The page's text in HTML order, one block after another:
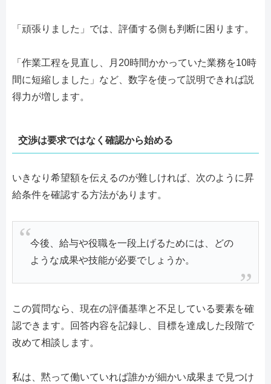
「頑張りました」では、評価する側も判断に困ります。
「作業工程を見直し、月20時間かかっていた業務を10時
間に短縮しました」など、数字を使って説明できれば説
得力が増します。
交渉は要求ではなく確認から始める
いきなり希望額を伝えるのが難しければ、次のように昇
給条件を確認する方法があります。
今後、給与や役職を一段上げるためには、どの
ような成果や技能が必要でしょうか。
この質問なら、現在の評価基準と不足している要素を確
認できます。回答内容を記録し、目標を達成した段階で
改めて相談します。
私は、黙って働いていれば誰かが細かい成果まで見つけ